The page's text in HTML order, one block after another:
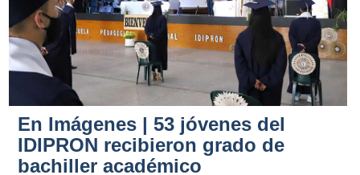
En Imágenes | 53 jóvenes del
IDIPRON recibieron grado de
bachiller académico